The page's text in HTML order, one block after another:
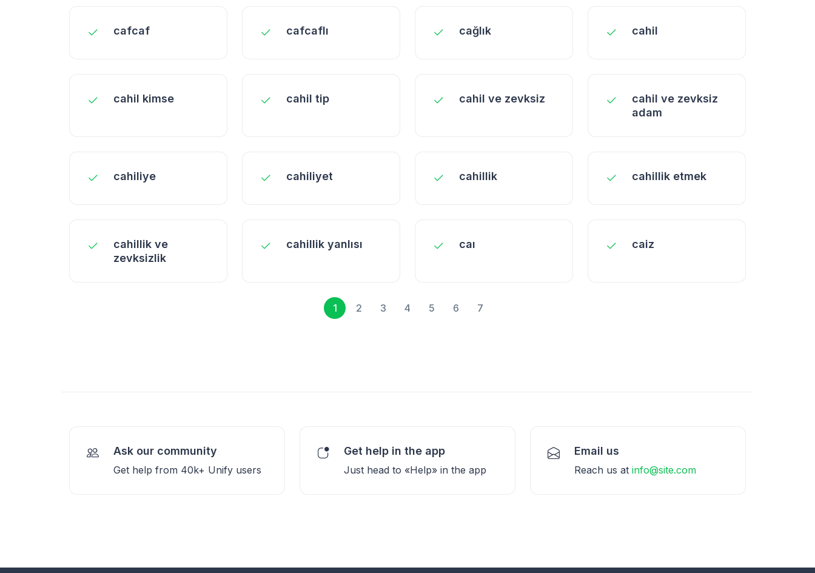
cafcaf cafcaflı cağlık cahil
cahil kimse cahil tip cahil ve zevksiz
cahil ve zevksiz
adam
cahiliye cahiliyet cahillik cahillik etmek
cahillik ve
zevksizlik
cahillik yanlısı caı caiz
1 2 3 4 5 6 7
Ask our community
Get help from 40k+ Unify users
Get help in the app
Just head to «Help» in the app
Email us
Reach us at info@site.com